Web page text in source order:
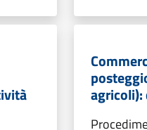
agricoli):